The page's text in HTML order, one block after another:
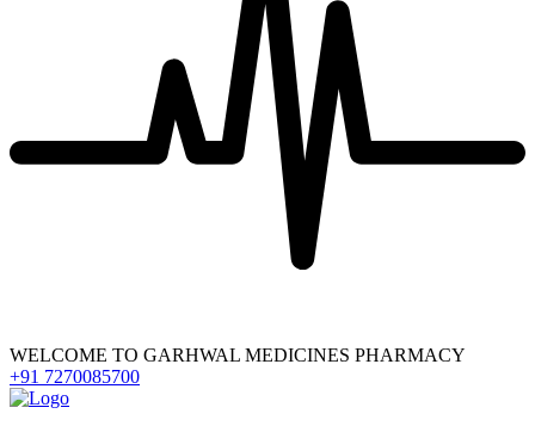
WELCOME TO GARHWAL MEDICINES PHARMACY
+91 7270085700